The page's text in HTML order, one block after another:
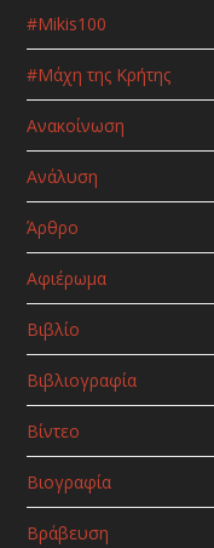
#Μikis100
#Μάχη της Κρήτης
Ανακοίνωση
Ανάλυση
Άρθρο
Αφιέρωμα
Βιβλίο
Βιβλιογραφία
Βίντεο
Βιογραφία
Βράβευση